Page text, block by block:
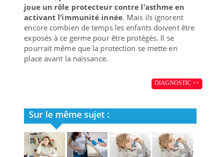
joue un rôle protecteur contre l’asthme en
activant l’immunité innée. Mais ils ignorent
encore combien de temps les enfants doivent être
exposés à ce germe pour être protégés. Il se
pourrait même que la protection se mette en
place avant la naissance.
DIAGNOSTIC >>
Sur le même sujet :